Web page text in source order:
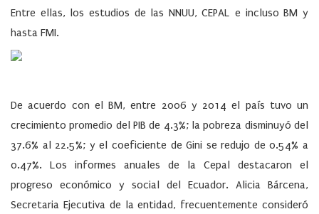
Entre ellas, los estudios de las NNUU, CEPAL e incluso BM y
hasta FMI.
De acuerdo con el BM, entre 2006 y 2014 el país tuvo un
crecimiento promedio del PIB de 4.3%; la pobreza disminuyó del
37.6% al 22.5%; y el coeficiente de Gini se redujo de 0.54% a
0.47%. Los informes anuales de la Cepal destacaron el
progreso económico y social del Ecuador. Alicia Bárcena,
Secretaria Ejecutiva de la entidad, frecuentemente consideró